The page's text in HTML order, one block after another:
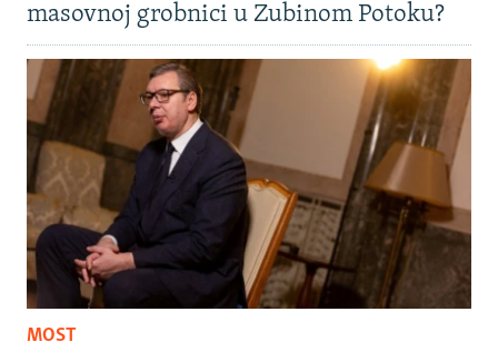
masovnoj grobnici u Zubinom Potoku?
MOST